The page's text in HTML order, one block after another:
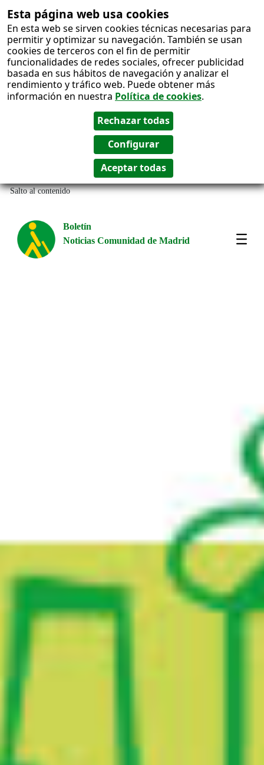
Esta página web usa cookies
En esta web se sirven cookies técnicas necesarias para
permitir y optimizar su navegación. También se usan
cookies de terceros con el fin de permitir
funcionalidades de redes sociales, ofrecer publicidad
basada en sus hábitos de navegación y analizar el
rendimiento y tráfico web. Puede obtener más
información en nuestra Política de cookies.
Salto al contenido
Boletín
Noticias Comunidad de Madrid